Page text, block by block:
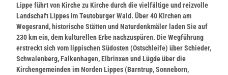
Lippe führt von Kirche zu Kirche durch die vielfältige und reizvolle
Landschaft Lippes im Teutoburger Wald. Über 40 Kirchen am
Wegesrand, historische Stätten und Naturdenkmäler laden Sie auf
230 km ein, dem kulturellen Erbe nachzuspüren. Die Wegführung
erstreckt sich vom lippischen Südosten (Ostschleife) über Schieder,
Schwalenberg, Falkenhagen, Elbrinxen und Lügde über die
Kirchengemeinden im Norden Lippes (Barntrup, Sonneborn,